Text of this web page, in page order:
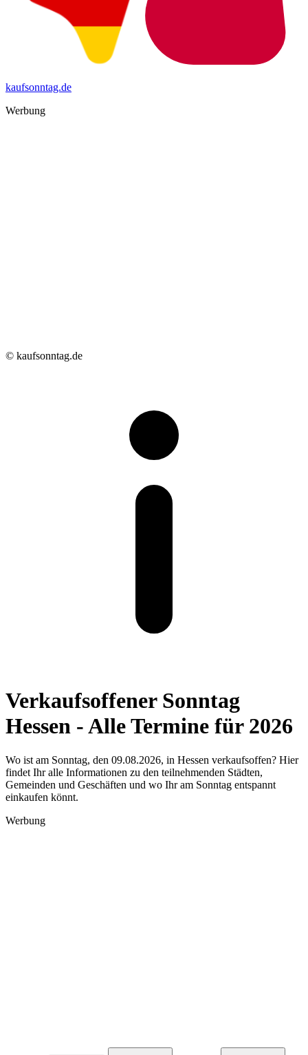
kaufsonntag.de
Werbung
© kaufsonntag.de
Verkaufsoffener Sonntag
Hessen - Alle Termine für 2026
Wo ist am Sonntag, den 09.08.2026, in Hessen verkaufsoffen? Hier
findet Ihr alle Informationen zu den teilnehmenden Städten,
Gemeinden und Geschäften und wo Ihr am Sonntag entspannt
einkaufen könnt.
Werbung